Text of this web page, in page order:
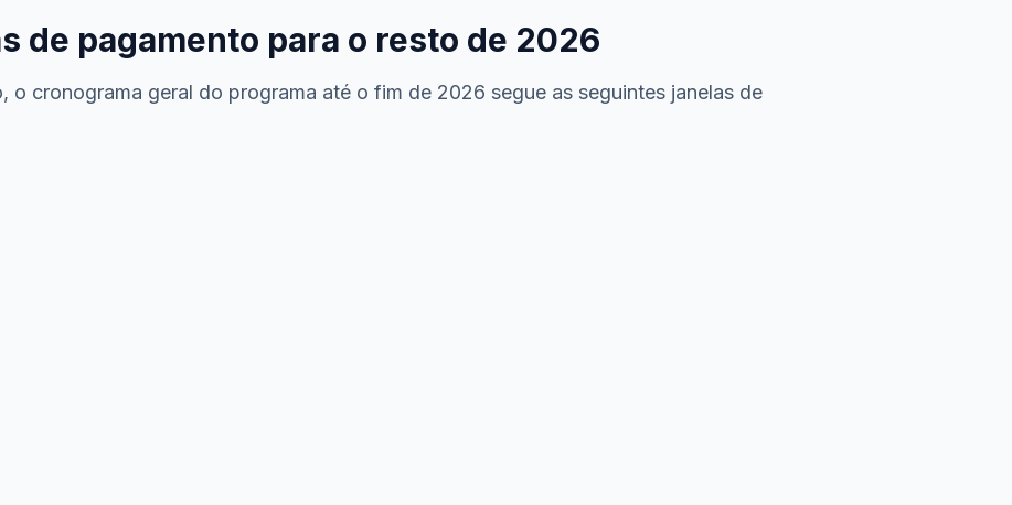
de pagamento para o resto de 2026
o cronograma geral do programa até o fim de 2026 segue as seguintes janelas de